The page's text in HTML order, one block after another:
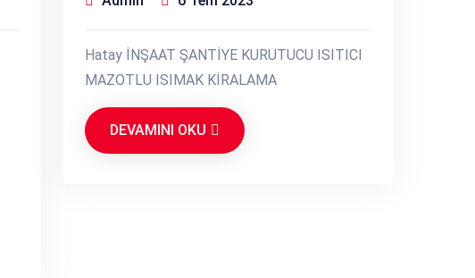
Hatay İNŞAAT ŞANTİYE KURUTUCU ISITICI
MAZOTLU ISIMAK KİRALAMA
DEVAMINI OKU